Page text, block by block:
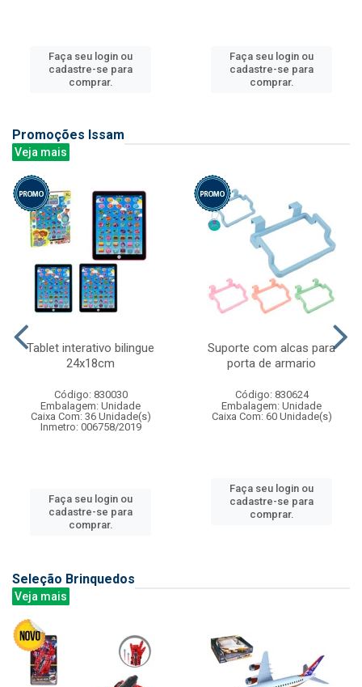
Faça seu login ou
cadastre-se para
comprar.
Faça seu login ou
cadastre-se para
comprar.
Promoções Issam
Veja mais
Tablet interativo bilingue
24x18cm
Código: 830030
Embalagem: Unidade
Caixa Com: 36 Unidade(s)
Inmetro: 006758/2019
Faça seu login ou
cadastre-se para
comprar.
Suporte com alcas para
porta de armario
Código: 830624
Embalagem: Unidade
Caixa Com: 60 Unidade(s)
Faça seu login ou
cadastre-se para
comprar.
Seleção Brinquedos
Veja mais